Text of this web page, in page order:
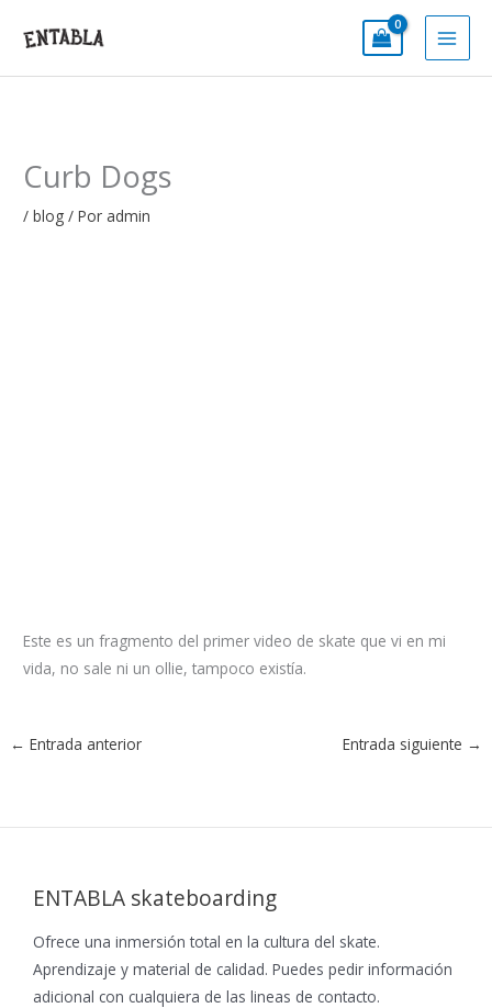
Curb Dogs
/blog / Por admin
Este es un fragmento del primer video de skate que vi en mi
vida, no sale ni un ollie, tampoco existía.
← Entrada anterior Entrada siguiente →
ENTABLA skateboarding
Ofrece una inmersión total en la cultura del skate.
Aprendizaje y material de calidad. Puedes pedir información
adicional con cualquiera de las lineas de contacto.